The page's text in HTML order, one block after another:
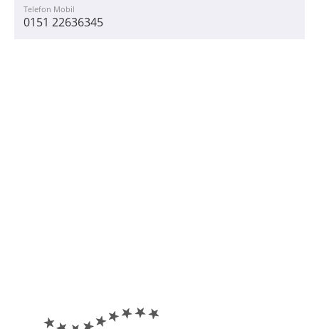
Telefon Mobil
0151 22636345